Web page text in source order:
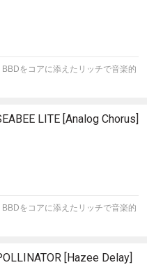
をコアに添えたリッチで音楽的
LITE [Analog Chorus]
をコアに添えたリッチで音楽的
[Hazee Delay]